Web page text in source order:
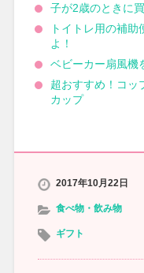
子が2歳のときに
トイトレ用の補
よ！
ベビーカー扇風機
超おすすめ！コッ
カップ
2017年10月22日
食べ物・飲み物
ギフト